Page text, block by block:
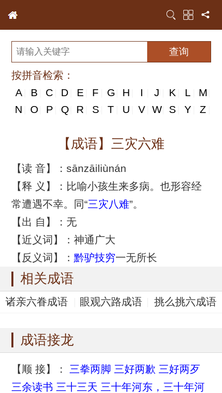
按拼音检索：
A
B C D E F G H I J K L M
N
N O P Q R S T U V W S Y Z
【成语】三灾六难
【读 音】：sānzāiliùnán
【释 义】：比喻小孩生来多病。也形容经
常遭遇不幸。同“三灾八难”。
【出 自】：无
【近义词】：神通广大
【反义词】： 黔驴技穷一无所长
相关成语
诸亲六眷成语 眼观六路成语
挑么挑六成语
成语接龙
【顺 接】： 三拳两脚 三好两歉 三好两歹
三余读书 三十三天 三十年河东，三十年河